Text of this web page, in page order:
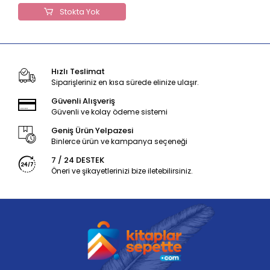
Stokta Yok
Hızlı Teslimat
Siparişleriniz en kısa sürede elinize ulaşır.
Güvenli Alışveriş
Güvenli ve kolay ödeme sistemi
Geniş Ürün Yelpazesi
Binlerce ürün ve kampanya seçeneği
7 / 24 DESTEK
Öneri ve şikayetlerinizi bize iletebilirsiniz.